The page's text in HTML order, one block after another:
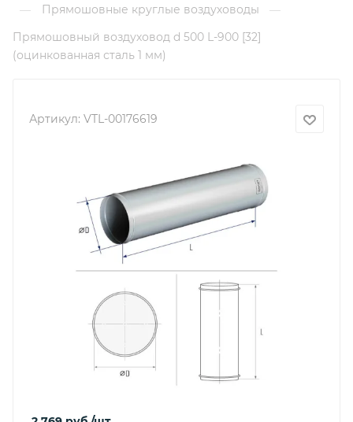
— Прямошовные круглые воздуховоды
—
Прямошовный воздуховод d 500 L-900 [32]
(оцинкованная сталь 1 мм)
Артикул: VTL-00176619